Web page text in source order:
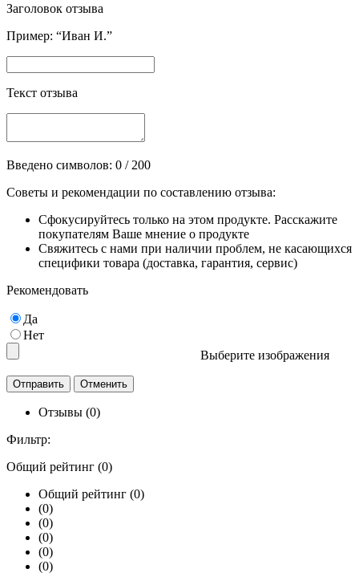
Заголовок отзыва
Пример: “Иван И.”
Текст отзыва
Введено символов: 0 / 200
Советы и рекомендации по составлению отзыва:
Сфокусируйтесь только на этом продукте. Расскажите
покупателям Ваше мнение о продукте
Свяжитесь с нами при наличии проблем, не касающихся
специфики товара (доставка, гарантия, сервис)
Рекомендовать
Да
Нет
Выберите изображения
Отзывы (0)
Фильтр:
Общий рейтинг (0)
Общий рейтинг (0)
(0)
(0)
(0)
(0)
(0)